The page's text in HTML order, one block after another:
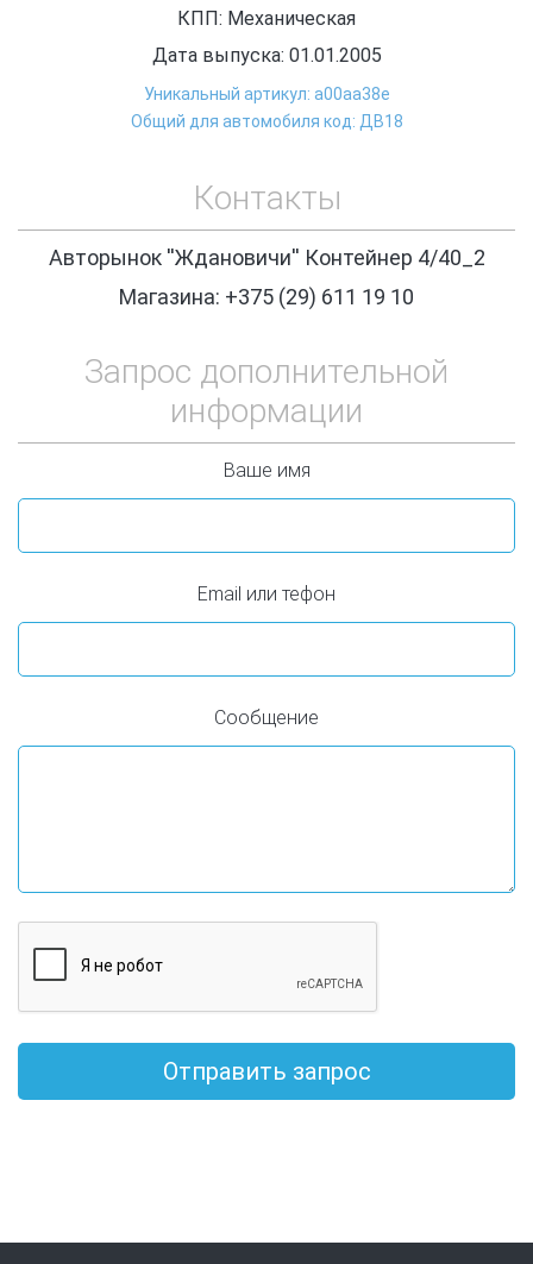
КПП: Механическая
Дата выпуска: 01.01.2005
Уникальный артикул: a00aa38e
Общий для автомобиля код: ДВ18
Контакты
Авторынок ''Ждановичи'' Контейнер 4/40_2
Магазина: +375 (29) 611 19 10
Запрос дополнительной
информации
Ваше имя
Email или тефон
Сообщение
Отправить запрос